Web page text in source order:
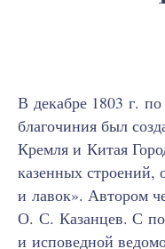
В декабре 1803 г.
благочиния был
Кремля и Китая
казенных строений,
и лавок». Автором
О. С. Казанцев. С
и исповедной